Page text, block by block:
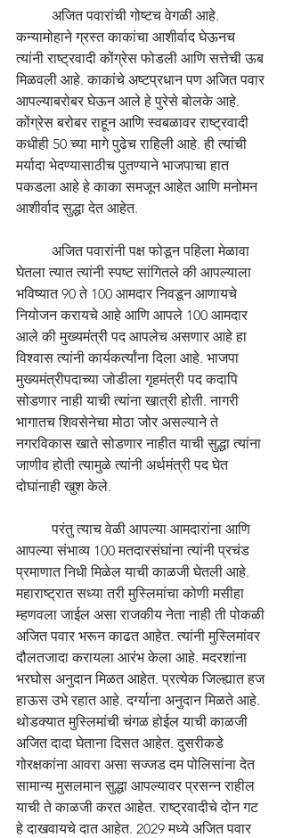
कन्यामोहाने ग्रस्त काकांचा आशीर्वाद घेऊनच
त्यांनी राष्ट्रवादी कोंग्रेस फोडली आणि सत्तेची ऊब
मिळवली आहे. काकांचे अष्टप्रधान पण अजित पवार
आपल्याबरोबर घेऊन आले हे पुरेसे बोलके आहे.
कोंग्रेस बरोबर राहून आणि स्वबळावर राष्ट्रवादी
कधीही 50 च्या मागे पुढेच राहिली आहे. ही त्यांची
मर्यादा भेदण्यासाठीच पुतण्याने भाजपाचा हात
पकडला आहे हे काका समजून आहेत आणि मनोमन
आशीर्वाद सुद्धा देत आहेत.
घेतला त्यात त्यांनी स्पष्ट सांगितले की आपल्याला
भविष्यात 90 ते 100 आमदार निवडून आणायचे
नियोजन करायचे आहे आणि आपले 100 आमदार
आले की मुख्यमंत्री पद आपलेच असणार आहे हा
विश्वास त्यांनी कार्यकर्त्यांना दिला आहे. भाजपा
मुख्यमंत्रीपदाच्या जोडीला गृहमंत्री पद कदापि
सोडणार नाही याची त्यांना खात्री होती. नागरी
भागातच शिवसेनेचा मोठा जोर असल्याने ते
नगरविकास खाते सोडणार नाहीत याची सुद्धा त्यांना
जाणीव होती त्यामुळे त्यांनी अर्थमंत्री पद घेत
दोघांनाही खुश केले.
	परंतु त्याच वेळी आपल्या आमदारांना आणि
आपल्या संभाव्य 100 मतदारसंघांना त्यांनी प्रचंड
प्रमाणात निधी मिळेल याची काळजी घेतली आहे.
महाराष्ट्रात सध्या तरी मुस्लिमांचा कोणी मसीहा
म्हणवला जाईल असा राजकीय नेता नाही ती पोकळी
अजित पवार भरून काढत आहेत. त्यांनी मुस्लिमांवर
दौलतजादा करायला आरंभ केला आहे. मदरशांना
भरघोस अनुदान मिळत आहेत. प्रत्येक जिल्ह्यात हज
हाऊस उभे रहात आहे. दर्ग्याना अनुदान मिळते आहे.
थोडक्यात मुस्लिमांची चंगळ होईल याची काळजी
अजित दादा घेताना दिसत आहेत. दुसरीकडे
गोरक्षकांना आवरा असा सज्जड दम पोलिसांना देत
सामान्य मुसलमान सुद्धा आपल्यावर प्रसन्न राहील
याची ते काळजी करत आहेत. राष्ट्रवादीचे दोन गट
हे दाखवायचे दात आहेत. 2029 मध्ये अजित पवार